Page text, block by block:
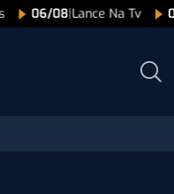
06/08|Lance Na Tv